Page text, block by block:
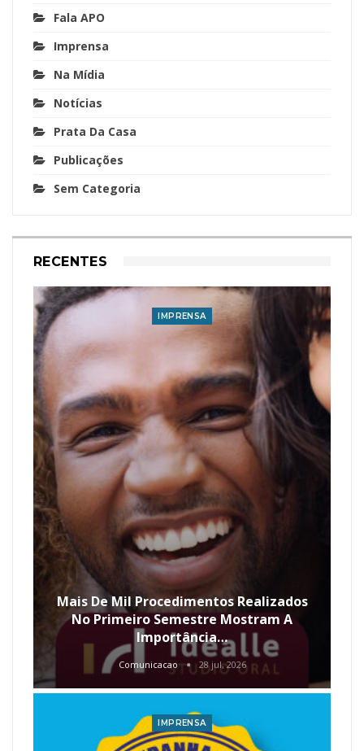
Fala APO
Imprensa
Na Mídia
Notícias
Prata Da Casa
Publicações
Sem Categoria
RECENTES
IMPRENSA
Mais De Mil Procedimentos Realizados
No Primeiro Semestre Mostram A
Importância…
Comunicacao 28 jul, 2026
IMPRENSA